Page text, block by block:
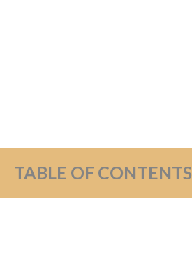
TABLE OF CONTENTS